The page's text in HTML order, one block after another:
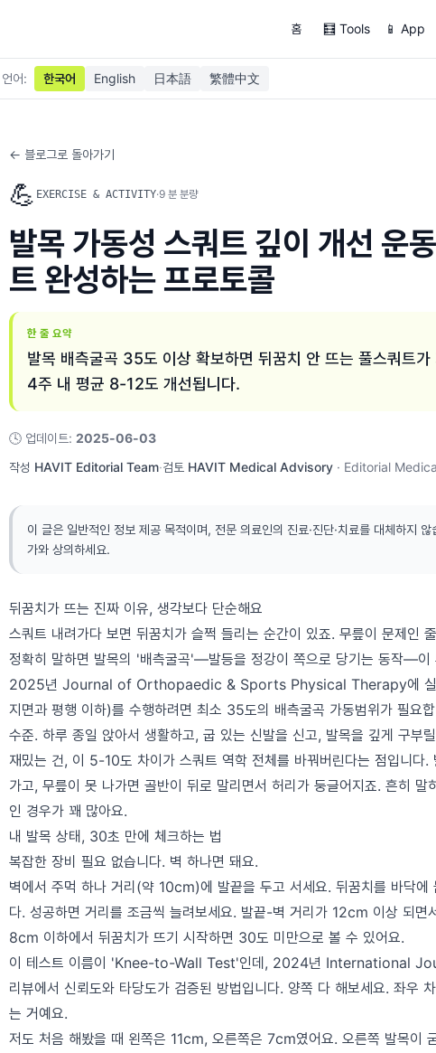
홈 🧮 Tools 📱 App
언어: 한국어 English 日本語 繁體中文
← 블로그로 돌아가기
💪 EXERCISE & ACTIVITY·9 분 분량
발목 가동성 스쿼트 깊이 개선 운
트 완성하는 프로토콜
한 줄 요약
발목 배측굴곡 35도 이상 확보하면 뒤꿈치 안 뜨는 풀스쿼트
4주 내 평균 8-12도 개선됩니다.
🕓 업데이트: 2025-06-03
작성 HAVIT Editorial Team·검토 HAVIT Medical Advisory · Editorial
이 글은 일반적인 정보 제공 목적이며, 전문 의료인의 진료·진단·치료를 대체하지
가와 상의하세요.
뒤꿈치가 뜨는 진짜 이유, 생각보다 단순해요
스쿼트 내려가다 보면 뒤꿈치가 슬쩍 들리는 순간이 있죠. 무릎이 문제인
정확히 말하면 발목의 '배측굴곡'—발등을 정강이 쪽으로 당기는 동작—이
2025년 Journal of Orthopaedic & Sports Physical Therapy에 실린
지면과 평행 이하)를 수행하려면 최소 35도의 배측굴곡 가동범위가 필요
수준. 하루 종일 앉아서 생활하고, 굽 있는 신발을 신고, 발목을 깊게 구부
재밌는 건, 이 5-10도 차이가 스쿼트 역학 전체를 바꿔버린다는 점입니다
가고, 무릎이 못 나가면 골반이 뒤로 말리면서 허리가 둥글어지죠. 흔히
인 경우가 꽤 많아요.
내 발목 상태, 30초 만에 체크하는 법
복잡한 장비 필요 없습니다. 벽 하나면 돼요.
벽에서 주먹 하나 거리(약 10cm)에 발끝을 두고 서세요. 뒤꿈치를 바닥에
다. 성공하면 거리를 조금씩 늘려보세요. 발끝-벽 거리가 12cm 이상 되
8cm 이하에서 뒤꿈치가 뜨기 시작하면 30도 미만으로 볼 수 있어요.
이 테스트 이름이 'Knee-to-Wall Test'인데, 2024년 International
리뷰에서 신뢰도와 타당도가 검증된 방법입니다. 양쪽 다 해보세요. 좌우
는 거예요.
저도 처음 해봤을 때 왼쪽은 11cm, 오른쪽은 7cm였어요. 오른쪽 발목이